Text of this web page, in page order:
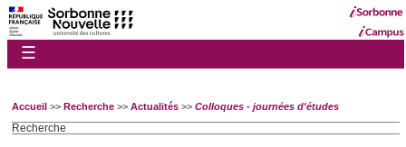
☰
Accueil >> Recherche >> Actualités >> Colloques - journées d'études
Recherche